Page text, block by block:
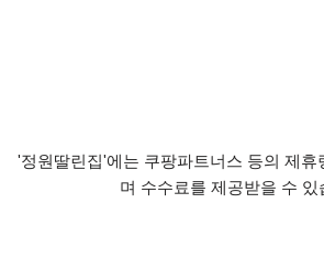
'정원딸린집'에는 쿠팡파트너스 등의 제휴
며 수수료를 제공받을 수 있